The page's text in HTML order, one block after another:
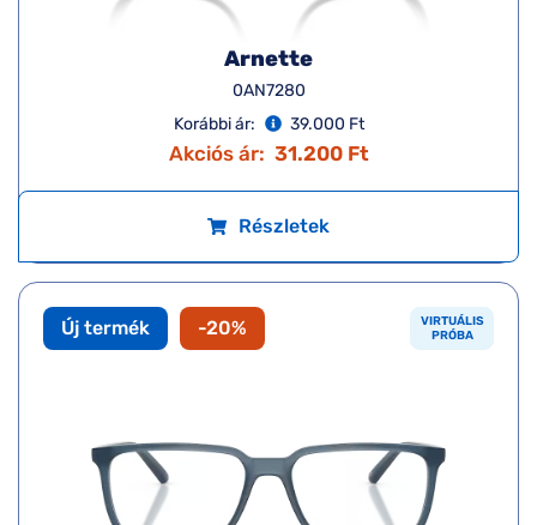
Arnette
0AN7280
Korábbi ár:
39.000 Ft
Akciós ár: 31.200 Ft
Részletek
Új termék -20%
VIRTUÁLIS
PRÓBA